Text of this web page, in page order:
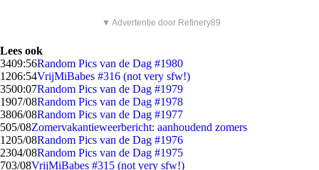
▼ Advertentie door Refinery89
Lees ook
3409:56Random Pics van de Dag #1980
1206:54VrijMiBabes #316 (not very sfw!)
3500:07Random Pics van de Dag #1979
1907/08Random Pics van de Dag #1978
3806/08Random Pics van de Dag #1977
505/08Zomervakantieweerbericht: aanhoudend zomers
1205/08Random Pics van de Dag #1976
2304/08Random Pics van de Dag #1975
703/08VrijMiBabes #315 (not very sfw!)